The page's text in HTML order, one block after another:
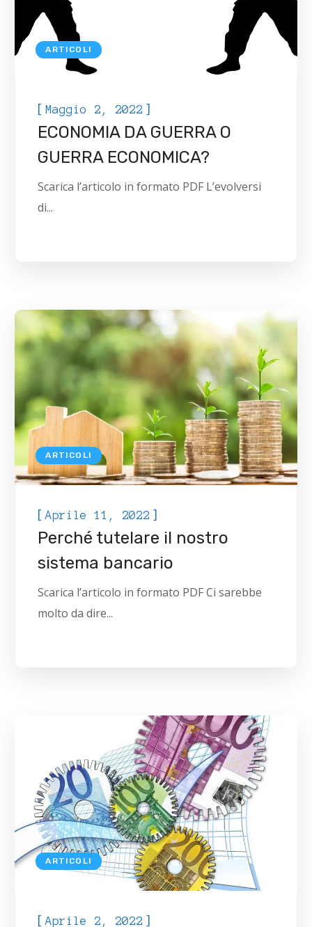
ARTICOLI
[Maggio 2, 2022 ]
ECONOMIA DA GUERRA O
GUERRA ECONOMICA?
Scarica l’articolo in formato PDF L’evolversi
di...
ARTICOLI
[Aprile 11, 2022 ]
Perché tutelare il nostro
sistema bancario
Scarica l’articolo in formato PDF Ci sarebbe
molto da dire...
ARTICOLI
[Aprile 2, 2022 ]